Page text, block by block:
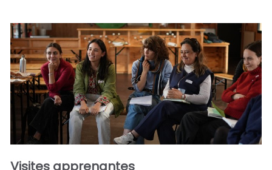
Visites apprenantes